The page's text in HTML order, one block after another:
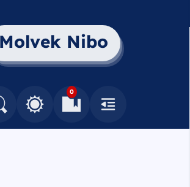
Molvek Nibo
القائمة
0
العلامات المرجعية
التغيير